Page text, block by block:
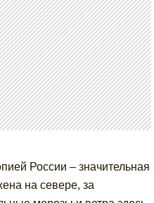
России – значительная
на севере, за